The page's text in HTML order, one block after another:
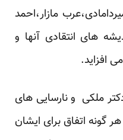
مازار،احمد
های انتقادی آنها و
افزاید.
ملکی و نارسایی های
گونه اتفاق برای ایشان